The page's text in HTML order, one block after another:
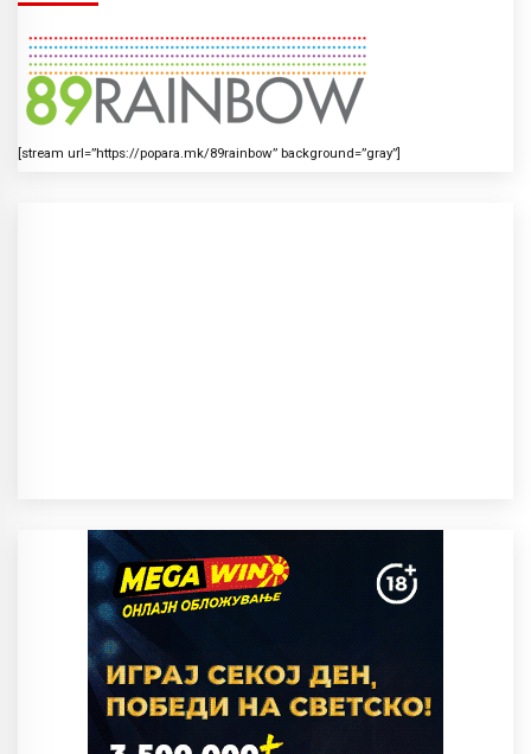
[stream url=”https://popara.mk/89rainbow” background=”gray”]